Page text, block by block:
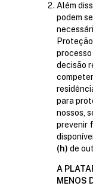
Além
podem
decisão
para
nossos,
prevenir
(h) de
A
MENOS